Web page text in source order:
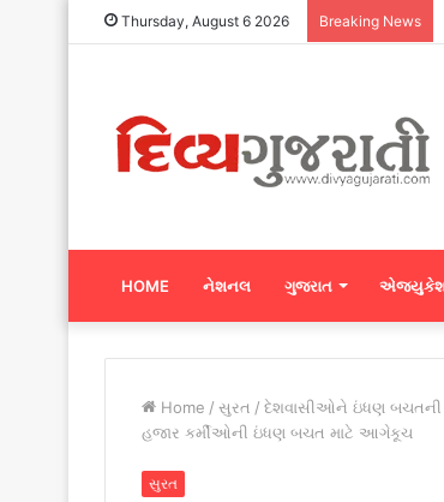
Thursday, August 6 2026 Breaking News
HOME નેશનલ ગુજરાત
Home / સુરત / દેશવાસીઓને ઇંધણ બચતની
હજાર કર્મીઓની ઇંધણ બચત માટે આગેકૂચ
સુરત